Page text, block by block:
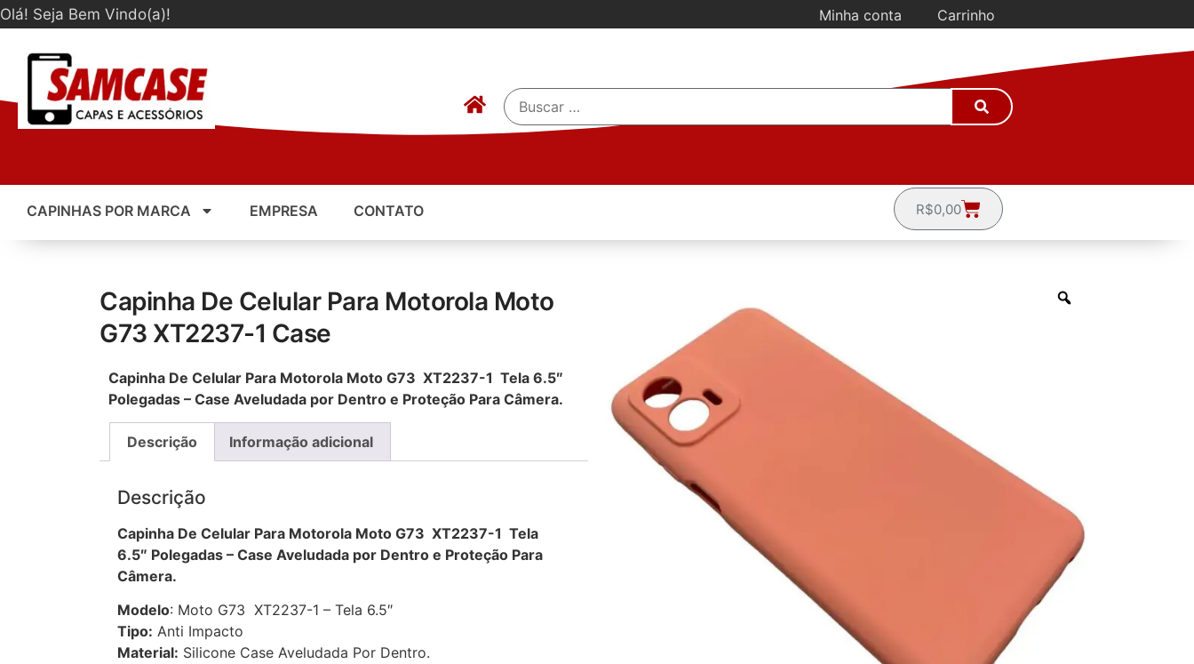
Olá! Seja Bem Vindo(a)! Minha conta Carrinho
CAPINHAS POR MARCA EMPRESA CONTATO R$0,00
Capinha De Celular Para Motorola Moto
G73 XT2237-1 Case
Capinha De Celular Para Motorola Moto G73 XT2237-1 Tela 6.5″
Polegadas – Case Aveludada por Dentro e Proteção Para Câmera.
Descrição Informação adicional
Descrição
Capinha De Celular Para Motorola Moto G73 XT2237-1 Tela
6.5″ Polegadas – Case Aveludada por Dentro e Proteção Para
Câmera.
Modelo: Moto G73 XT2237-1 – Tela 6.5″
Tipo: Anti Impacto
Material: Silicone Case Aveludada Por Dentro.